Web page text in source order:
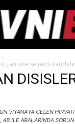
ali više se neću
VIYANA'YA GELEN
ILE ARALARINDA